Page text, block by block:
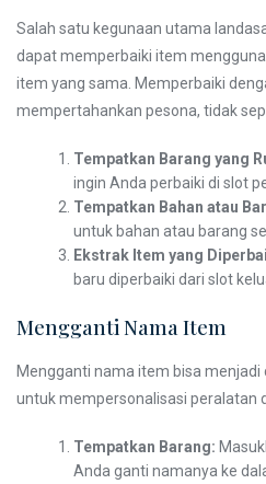
Salah satu kegunaan utama
dapat memperbaiki item
item yang sama. Memperbaiki
mempertahankan pesona, tidak
Tempatkan Barang yang
ingin Anda perbaiki di slot
Tempatkan Bahan atau
untuk bahan atau barang
Ekstrak Item yang
baru diperbaiki dari slot
Mengganti Nama Item
Mengganti nama item bisa
untuk mempersonalisasi peralatan
Tempatkan Barang:
Anda ganti namanya ke